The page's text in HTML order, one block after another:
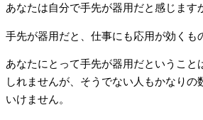
あなたは自分で手先が器用だと感じます
手先が器用だと、仕事にも応用が効くも
あなたにとって手先が器用だということ
しれませんが、そうでない人もかなりの
いけません。